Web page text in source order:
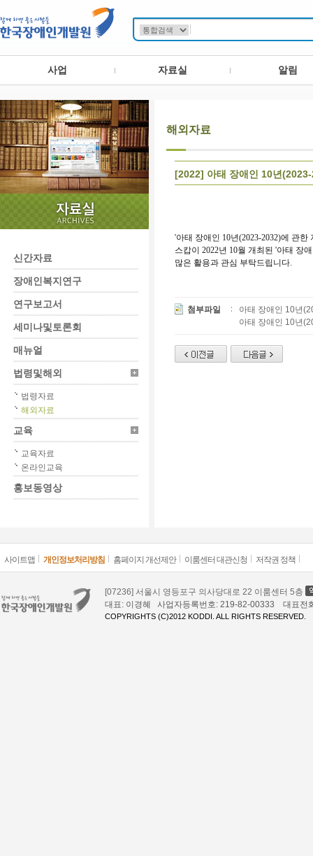
사업 자료실 알림
신간자료
장애인복지연구
연구보고서
세미나및토론회
매뉴얼
법령및해외
법령자료
해외자료
교육
교육자료
온라인교육
홍보동영상
해외자료
[2022] 아태 장애인 10년
'아태 장애인 10년(2023-2032)에 관
스캅이 2022년 10월 개최된 '아태 장
많은 활용과 관심 부탁드립니다.
첨부파일
아태 장애인 10년
아태 장애인 10년
사이트맵 개인정보처리방침 홈페이지 개선제안 이룸센터 대관신청 저작권 정책
[07236] 서울시 영등포구 의사당대로 22 이룸센터 5층
대표: 이경혜 사업자등록번호: 219-82-00333 대표
COPYRIGHTS (C)2012 KODDI. ALL RIGHTS RESERVED.